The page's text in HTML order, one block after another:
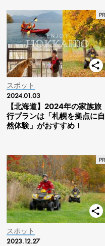
スポット
2024.01.03
【北海道】2024年の家族旅
行プランは「札幌を拠点に自
然体験」がおすすめ！
スポット
2023.12.27